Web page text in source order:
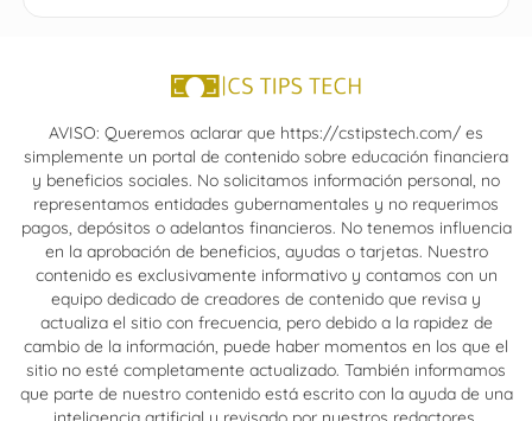
AVISO: Queremos aclarar que https://cstipstech.com/ es
simplemente un portal de contenido sobre educación financiera
y beneficios sociales. No solicitamos información personal, no
representamos entidades gubernamentales y no requerimos
pagos, depósitos o adelantos financieros. No tenemos influencia
en la aprobación de beneficios, ayudas o tarjetas. Nuestro
contenido es exclusivamente informativo y contamos con un
equipo dedicado de creadores de contenido que revisa y
actualiza el sitio con frecuencia, pero debido a la rapidez de
cambio de la información, puede haber momentos en los que el
sitio no esté completamente actualizado. También informamos
que parte de nuestro contenido está escrito con la ayuda de una